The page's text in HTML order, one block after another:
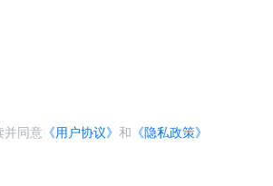
并同意 《用户协议》和 《隐私政策》